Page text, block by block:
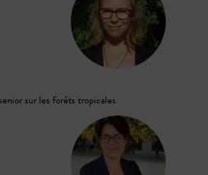
KLG
sur les forêts tropicales
ML